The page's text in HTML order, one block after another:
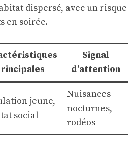
dispersé, avec un risque
en soirée.
Signal
d’attention
jeune,
social
Nuisances
nocturnes,
rodéos